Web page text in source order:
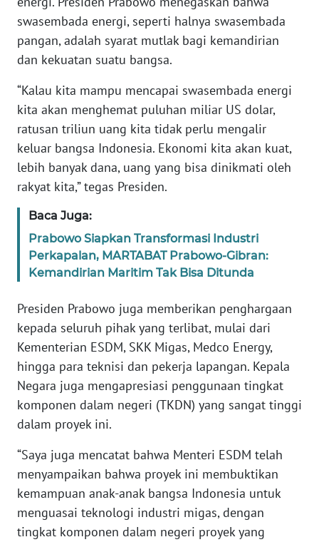
swasembada energi, seperti halnya swasembada
pangan, adalah syarat mutlak bagi kemandirian
dan kekuatan suatu bangsa.
“Kalau kita mampu mencapai swasembada energi
kita akan menghemat puluhan miliar US dolar,
ratusan triliun uang kita tidak perlu mengalir
keluar bangsa Indonesia. Ekonomi kita akan kuat,
lebih banyak dana, uang yang bisa dinikmati oleh
rakyat kita,” tegas Presiden.
Baca Juga:
Prabowo Siapkan Transformasi Industri
Perkapalan, MARTABAT Prabowo-Gibran:
Kemandirian Maritim Tak Bisa Ditunda
Presiden Prabowo juga memberikan penghargaan
kepada seluruh pihak yang terlibat, mulai dari
Kementerian ESDM, SKK Migas, Medco Energy,
hingga para teknisi dan pekerja lapangan. Kepala
Negara juga mengapresiasi penggunaan tingkat
komponen dalam negeri (TKDN) yang sangat tinggi
dalam proyek ini.
“Saya juga mencatat bahwa Menteri ESDM telah
menyampaikan bahwa proyek ini membuktikan
kemampuan anak-anak bangsa Indonesia untuk
menguasai teknologi industri migas, dengan
tingkat komponen dalam negeri proyek yang
WN
BANTEN
NTT
WN
KEPRI
PAPUA
WN
PAPUA
BARAT
RIAU
WN
SERAMBI
WN
JAMBI
WN
SULTRA
WN
NTB